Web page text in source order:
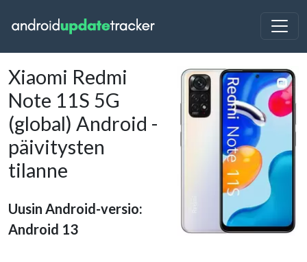
Xiaomi Redmi
Note 11S 5G
(global) Android -
päivitysten
tilanne
Uusin Android-versio:
Android 13